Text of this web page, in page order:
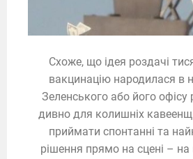
Схоже, що ідея роздачі
вакцинацію народилася в
Зеленського або його
дивно для колишніх
приймати спонтанні та
рішення прямо на сцені – на